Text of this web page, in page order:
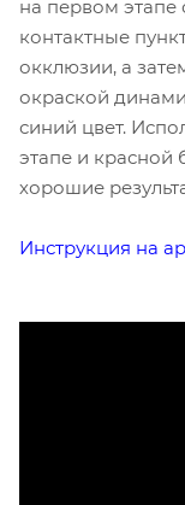
на первом этапе
контактные
окклюзии, а
окраской
синий цвет.
этапе и красной
хорошие
Инструкция на